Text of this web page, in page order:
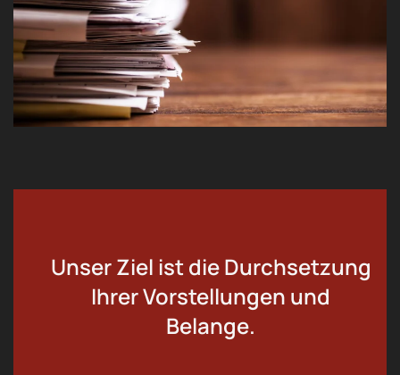
Unser Ziel ist die Durchsetzung
Ihrer Vorstellungen und
Belange.